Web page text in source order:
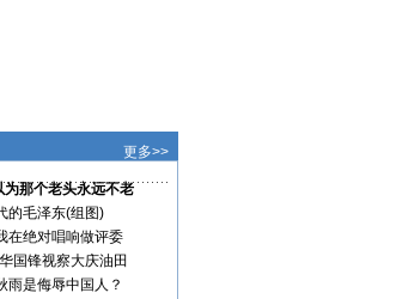
更多>>
那个老头永远不老
的毛泽东(组图)
在绝对唱响做评委
国锋视察大庆油田
雨是侮辱中国人？